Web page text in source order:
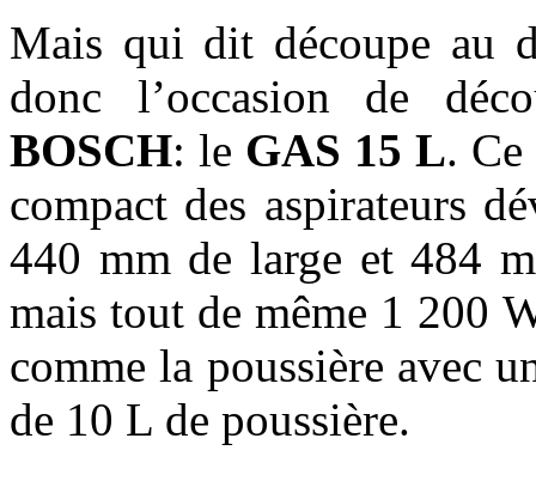
Mais qui dit découpe au
donc l’occasion de
BOSCH: le GAS 15 L.
compact des aspirateurs
440 mm de large et 484
mais tout de même 1 200
comme la poussière avec
de 10 L de poussière.